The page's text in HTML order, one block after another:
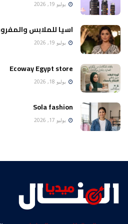
يوليو 19, 2026
اسيا للملابس
يوليو 19, 2026
Ecoway Egypt store
يوليو 18, 2026
Sola fashion
يوليو 17, 2026